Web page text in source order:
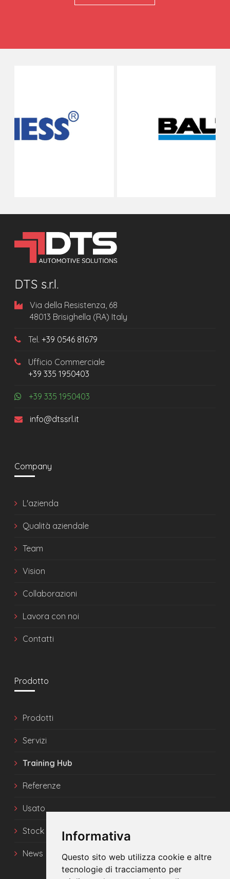
Informativa
Questo sito web utilizza cookie e altre
tecnologie di tracciamento per
DTS s.r.l.
Via della Resistenza, 68
48013 Brisighella (RA) Italy
Tel.+39 0546 81679
Ufficio Commerciale
+39 335 1950403
+39 335 1950403
info@dtssrl.it
Company
L'azienda
Qualità aziendale
Team
Vision
Collaborazioni
Lavora con noi
Contatti
Prodotto
Prodotti
Servizi
Training Hub
Referenze
Usato
Stock
News